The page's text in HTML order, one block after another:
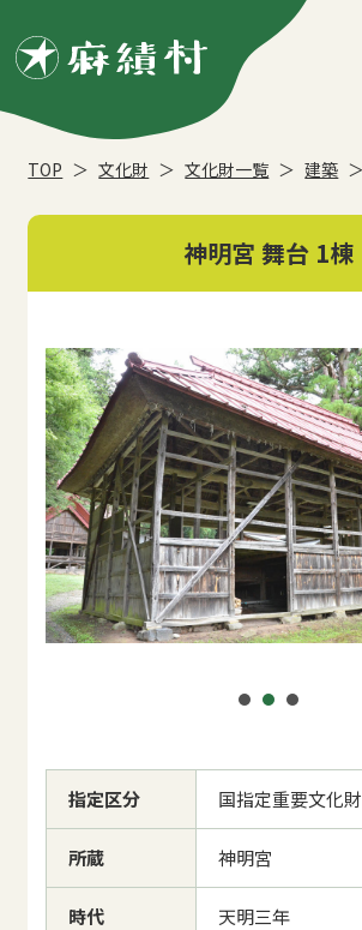
TOP 文化財 文化財一覧 建築
神明宮 舞台 1棟
指定区分 国指定重要文化財
所蔵 神明宮
時代 天明三年